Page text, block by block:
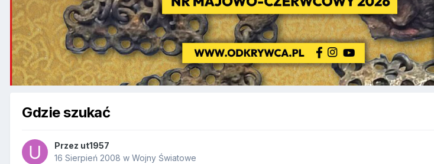
Gdzie szukać
Przez ut1957
16 Sierpień 2008 w Wojny Światowe